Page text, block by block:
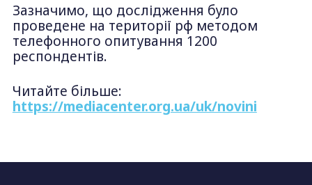
Зазначимо, що дослідження було
проведене на території рф методом
телефонного опитування 1200
респондентів.
Читайте більше:
https://mediacenter.org.ua/uk/novini